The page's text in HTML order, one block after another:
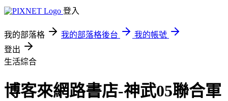
登入
我的部落格 我的部落格後台
我的帳號
登出
生活綜合
博客來網路書店-神武05聯合軍